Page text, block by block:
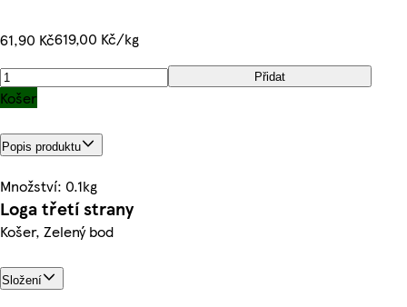
61,90 Kč619,00 Kč/kg
Přidat
Košer
Popis produktu
Množství: 0.1kg
Loga třetí strany
Košer, Zelený bod
Složení